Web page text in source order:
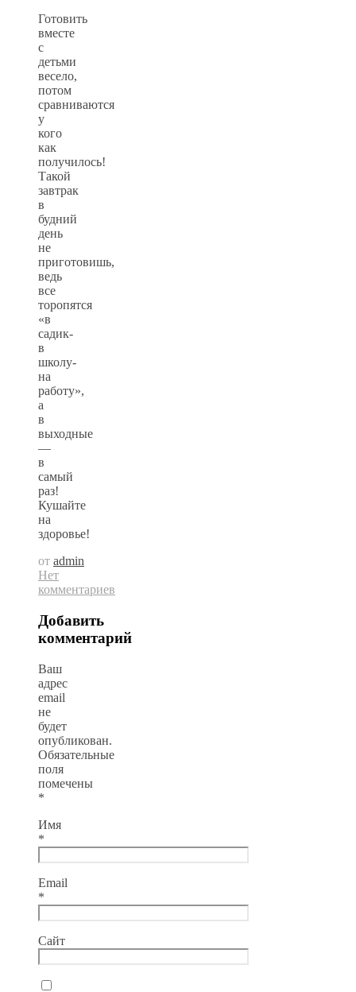
Готовить
вместе
с
детьми
весело,
потом
сравниваются
у
кого
как
получилось!
Такой
завтрак
в
будний
день
не
приготовишь,
ведь
все
торопятся
«в
садик-
в
школу-
на
работу»,
а
в
выходные
—
в
самый
раз!
Кушайте
на
здоровье!
от admin
Нет
комментариев
Добавить
комментарий
Ваш
адрес
email
не
будет
опубликован.
Обязательные
поля
помечены
*
Имя
*
Email
*
Сайт